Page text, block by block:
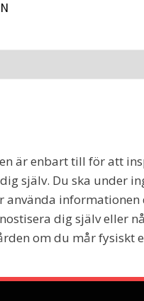
är enbart till för att
själv. Du ska under
använda
dig själv eller
om du mår fysiskt